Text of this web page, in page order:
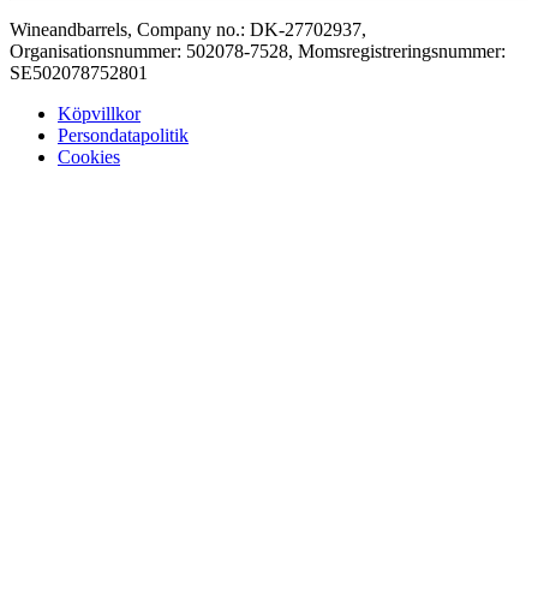
Wineandbarrels, Company no.: DK-27702937,
Organisationsnummer: 502078-7528, Momsregistreringsnummer:
SE502078752801
Köpvillkor
Persondatapolitik
Cookies